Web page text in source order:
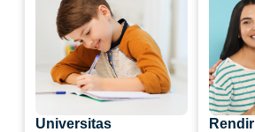
Universitas Rendir